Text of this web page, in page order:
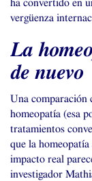
ha convertido en
vergüenza
La
de nuevo
Una comparación
homeopatía (esa
tratamientos
que la
impacto real
investigador